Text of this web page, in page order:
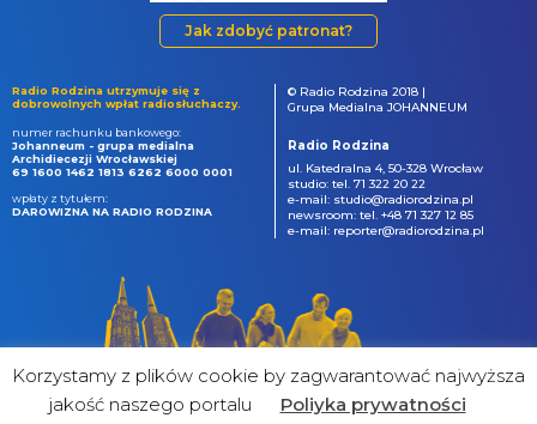
Jak zdobyć patronat?
Radio Rodzina utrzymuje się z
dobrowolnych wpłat radiosłuchaczy.
numer rachunku bankowego:
Johanneum - grupa medialna
Archidiecezji Wrocławskiej
69 1600 1462 1813 6262 6000 0001
wpłaty z tytułem:
DAROWIZNA NA RADIO RODZINA
© Radio Rodzina 2018 |
Grupa Medialna JOHANNEUM
Radio Rodzina
ul. Katedralna 4, 50-328 Wrocław
studio: tel. 71 322 20 22
e-mail: studio@radiorodzina.pl
newsroom: tel. +48 71 327 12 85
e-mail: reporter@radiorodzina.pl
Korzystamy z plików cookie by zagwarantować najwyższa
jakość naszego portalu
Poliyka prywatności